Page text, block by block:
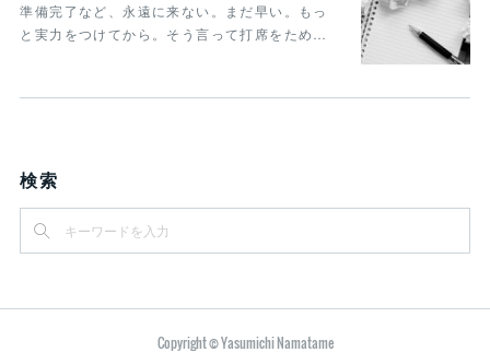
準備完了など、永遠に来ない。まだ早い。もっ
と実力をつけてから。そう言って打席をため…
検索
Copyright © Yasumichi Namatame